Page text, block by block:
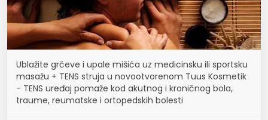
Ublažite grčeve i upale mišića uz medicinsku ili sportsku
masažu + TENS struja u novootvorenom Tuus Kosmetik
- TENS uređaj pomaže kod akutnog i kroničnog bola,
traume, reumatske i ortopedskih bolesti